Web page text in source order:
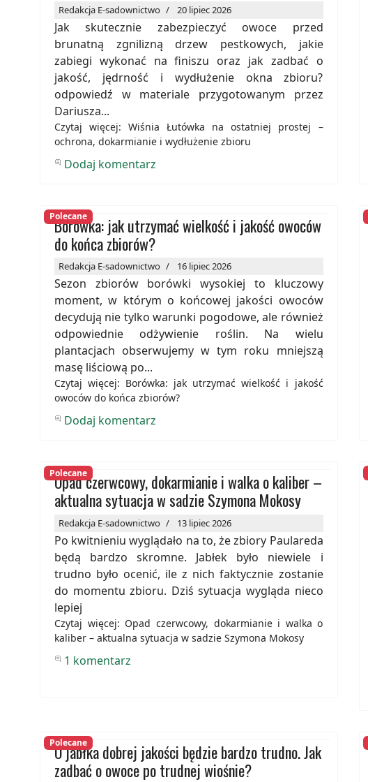
Redakcja E-sadownictwo 20 lipiec 2026
Jak skutecznie zabezpieczyć owoce przed
brunatną zgnilizną drzew pestkowych, jakie
zabiegi wykonać na finiszu oraz jak zadbać o
jakość, jędrność i wydłużenie okna zbioru?
odpowiedź w materiale przygotowanym przez
Dariusza...
Czytaj więcej: Wiśnia Łutówka na ostatniej prostej –
ochrona, dokarmianie i wydłużenie zbioru
Dodaj komentarz
Polecane
Borówka: jak utrzymać wielkość i jakość owoców
do końca zbiorów?
Redakcja E-sadownictwo 16 lipiec 2026
Sezon zbiorów borówki wysokiej to kluczowy
moment, w którym o końcowej jakości owoców
decydują nie tylko warunki pogodowe, ale również
odpowiednie odżywienie roślin. Na wielu
plantacjach obserwujemy w tym roku mniejszą
masę liściową po...
Czytaj więcej: Borówka: jak utrzymać wielkość i jakość
owoców do końca zbiorów?
Dodaj komentarz
Polecane
Opad czerwcowy, dokarmianie i walka o kaliber –
aktualna sytuacja w sadzie Szymona Mokosy
Redakcja E-sadownictwo 13 lipiec 2026
Po kwitnieniu wyglądało na to, że zbiory Paulareda
będą bardzo skromne. Jabłek było niewiele i
trudno było ocenić, ile z nich faktycznie zostanie
do momentu zbioru. Dziś sytuacja wygląda nieco
lepiej
Czytaj więcej: Opad czerwcowy, dokarmianie i walka o
kaliber – aktualna sytuacja w sadzie Szymona Mokosy
1 komentarz
Polecane
O jabłka dobrej jakości będzie bardzo trudno. Jak
zadbać o owoce po trudnej wiośnie?